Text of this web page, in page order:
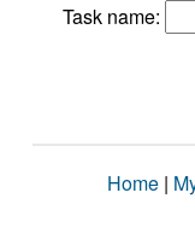
Task name:
Home |